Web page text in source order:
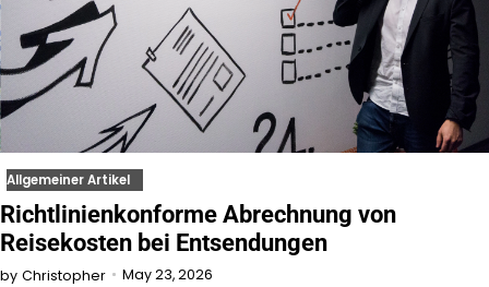
Allgemeiner Artikel
Richtlinienkonforme Abrechnung von
Reisekosten bei Entsendungen
by Christopher May 23, 2026